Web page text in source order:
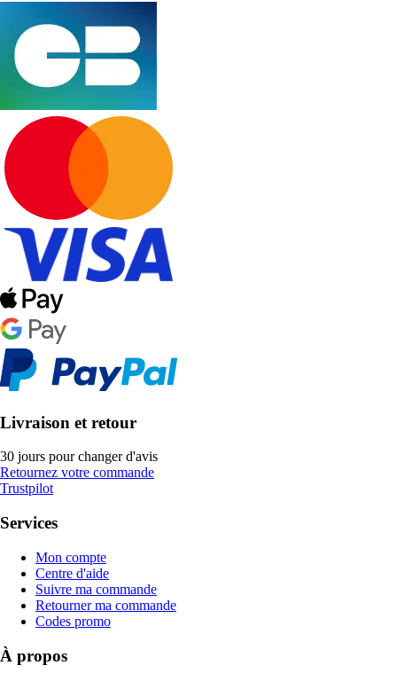
Livraison et retour
30 jours pour changer d'avis
Retournez votre commande
Trustpilot
Services
Mon compte
Centre d'aide
Suivre ma commande
Retourner ma commande
Codes promo
À propos